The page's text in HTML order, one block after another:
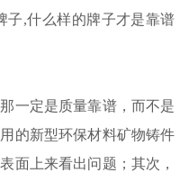
子,什么样的牌子才是靠谱
一定是质量靠谱，而不是
的新型环保材料矿物铸件
面上来看出问题；其次，